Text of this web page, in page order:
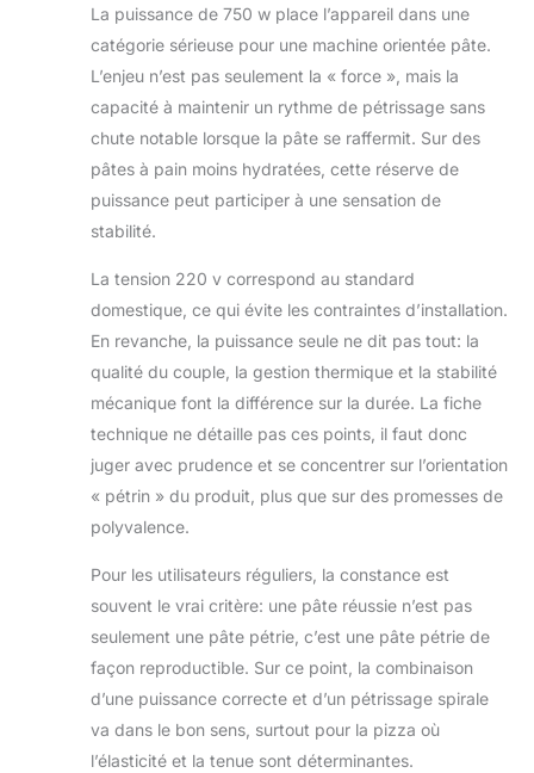
La puissance de 750 w place l’appareil dans une
catégorie sérieuse pour une machine orientée pâte.
L’enjeu n’est pas seulement la « force », mais la
capacité à maintenir un rythme de pétrissage sans
chute notable lorsque la pâte se raffermit. Sur des
pâtes à pain moins hydratées, cette réserve de
puissance peut participer à une sensation de
stabilité.
La tension 220 v correspond au standard
domestique, ce qui évite les contraintes d’installation.
En revanche, la puissance seule ne dit pas tout: la
qualité du couple, la gestion thermique et la stabilité
mécanique font la différence sur la durée. La fiche
technique ne détaille pas ces points, il faut donc
juger avec prudence et se concentrer sur l’orientation
« pétrin » du produit, plus que sur des promesses de
polyvalence.
Pour les utilisateurs réguliers, la constance est
souvent le vrai critère: une pâte réussie n’est pas
seulement une pâte pétrie, c’est une pâte pétrie de
façon reproductible. Sur ce point, la combinaison
d’une puissance correcte et d’un pétrissage spirale
va dans le bon sens, surtout pour la pizza où
l’élasticité et la tenue sont déterminantes.